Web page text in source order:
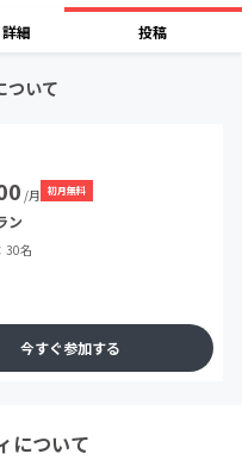
細 投稿
ついて
/月 初月無料
ン
30名
今すぐ参加する
について